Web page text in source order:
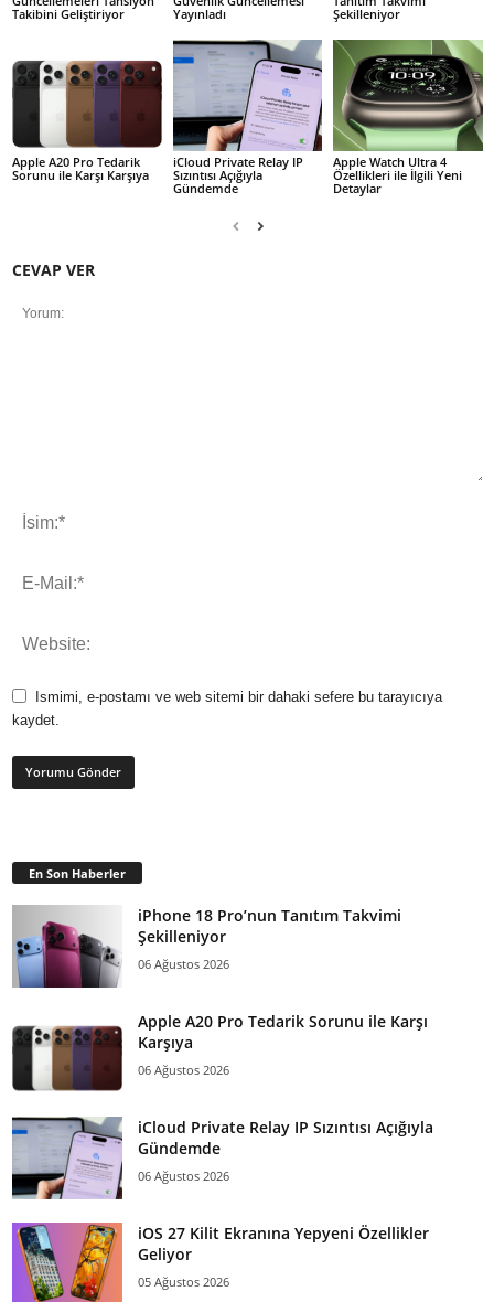
Takibini Geliştiriyor
Yayınladı
Şekilleniyor
Apple A20 Pro Tedarik
Sorunu ile Karşı Karşıya
iCloud Private Relay IP
Sızıntısı Açığıyla
Gündemde
Apple Watch Ultra 4
Özellikleri ile İlgili Yeni
Detaylar
CEVAP VER
Ismimi, e-postamı ve web sitemi bir dahaki sefere bu tarayıcıya
kaydet.
En Son Haberler
iPhone 18 Pro’nun Tanıtım Takvimi
Şekilleniyor
06 Ağustos 2026
Apple A20 Pro Tedarik Sorunu ile Karşı
Karşıya
06 Ağustos 2026
iCloud Private Relay IP Sızıntısı Açığıyla
Gündemde
06 Ağustos 2026
iOS 27 Kilit Ekranına Yepyeni Özellikler
Geliyor
05 Ağustos 2026